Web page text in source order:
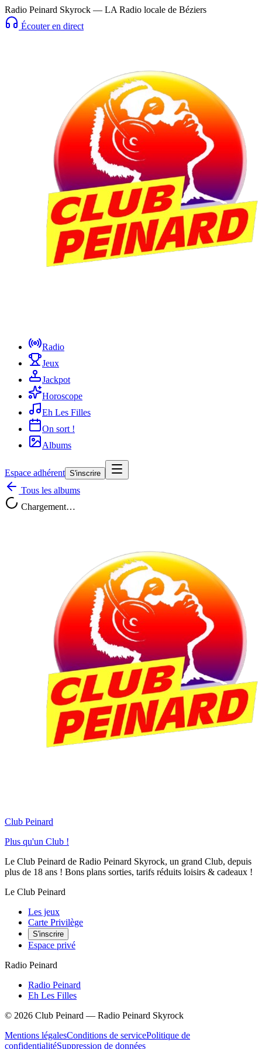
Radio Peinard Skyrock — LA Radio locale de Béziers
Écouter en direct
Radio
Jeux
Jackpot
Horoscope
Eh Les Filles
On sort !
Albums
Espace adhérent S'inscrire
Tous les albums
Chargement…
Club Peinard
Plus qu'un Club !
Le Club Peinard de Radio Peinard Skyrock, un grand Club, depuis
plus de 18 ans ! Bons plans sorties, tarifs réduits loisirs & cadeaux !
Le Club Peinard
Les jeux
Carte Privilège
S'inscrire
Espace privé
Radio Peinard
Radio Peinard
Eh Les Filles
© 2026 Club Peinard — Radio Peinard Skyrock
Mentions légalesConditions de servicePolitique de
confidentialitéSuppression de données